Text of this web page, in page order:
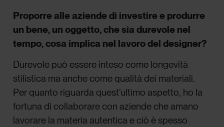
Proporre alle aziende di investire e produrre
un bene, un oggetto, che sia durevole nel
tempo, cosa implica nel lavoro del designer?
Durevole può essere inteso come longevità
stilistica ma anche come qualità dei materiali.
Per quanto riguarda quest’ultimo aspetto, ho la
fortuna di collaborare con aziende che amano
lavorare la materia autentica e ciò è spesso